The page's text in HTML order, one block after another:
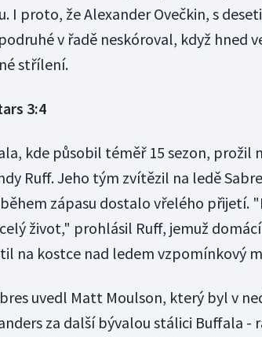
I proto, že Alexander Ovečkin, s
v řadě neskóroval, když hned
střílení.
3:4
kde působil téměř 15 sezon, prožil
Ruff. Jeho tým zvítězil na ledě
zápasu dostalo vřelého přijetí.
život," prohlásil Ruff, jemuž
na kostce nad ledem vzpomínkový
uvedl Matt Moulson, který byl v
za další bývalou stálici Buffala -